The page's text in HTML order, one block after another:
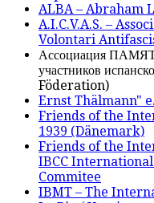
ALBA – Abraham
A.I.C.V.A.S. –
Volontari
Ассоциация
участников
Föderation)
Ernst Thälmann"
Friends of the
1939 (Dänemark)
Friends of the
IBCC
Commitee
IBMT – The